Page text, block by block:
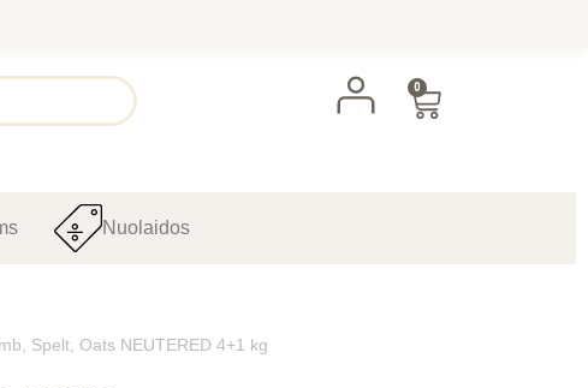
0
Nuolaidos
Spelt, Oats NEUTERED 4+1 kg